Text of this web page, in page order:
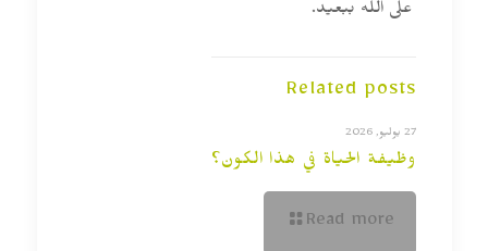
على الله ببعيد.
Related posts
27 يوليو, 2026
وظيفة الحياة في هذا الكون؟
Read more